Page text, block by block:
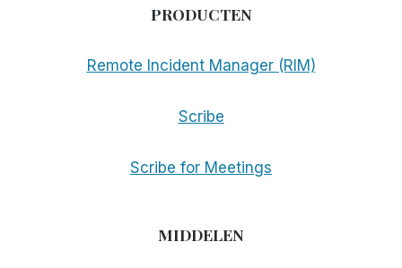
PRODUCTEN
Remote Incident Manager (RIM)
Scribe
Scribe for Meetings
MIDDELEN